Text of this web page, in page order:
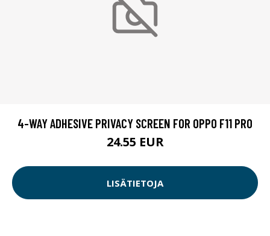
4-WAY ADHESIVE PRIVACY SCREEN FOR OPPO F11 PRO
24.55 EUR
LISÄTIETOJA